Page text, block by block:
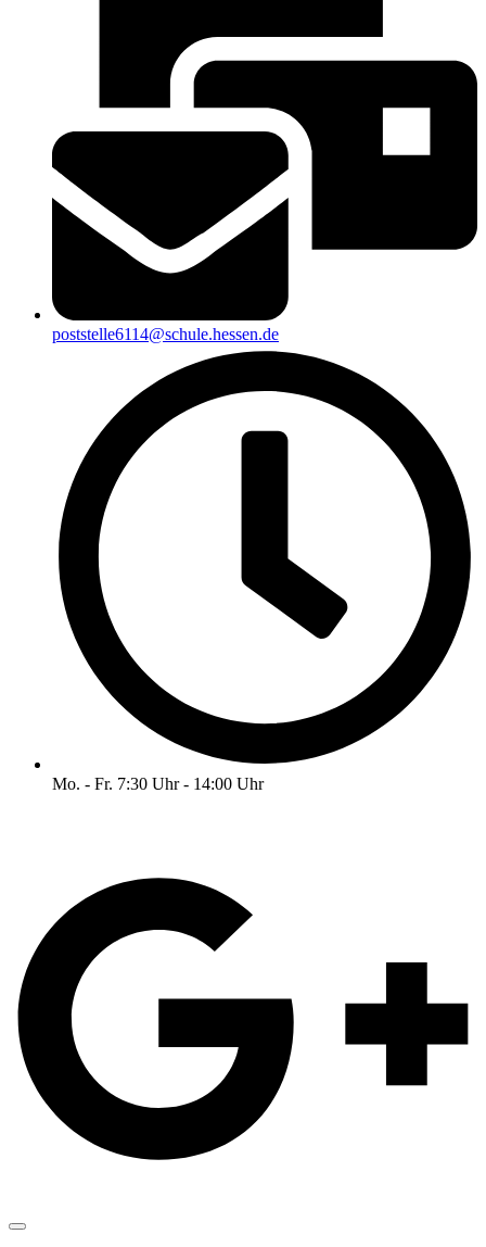
poststelle6114@schule.hessen.de
Mo. - Fr. 7:30 Uhr - 14:00 Uhr